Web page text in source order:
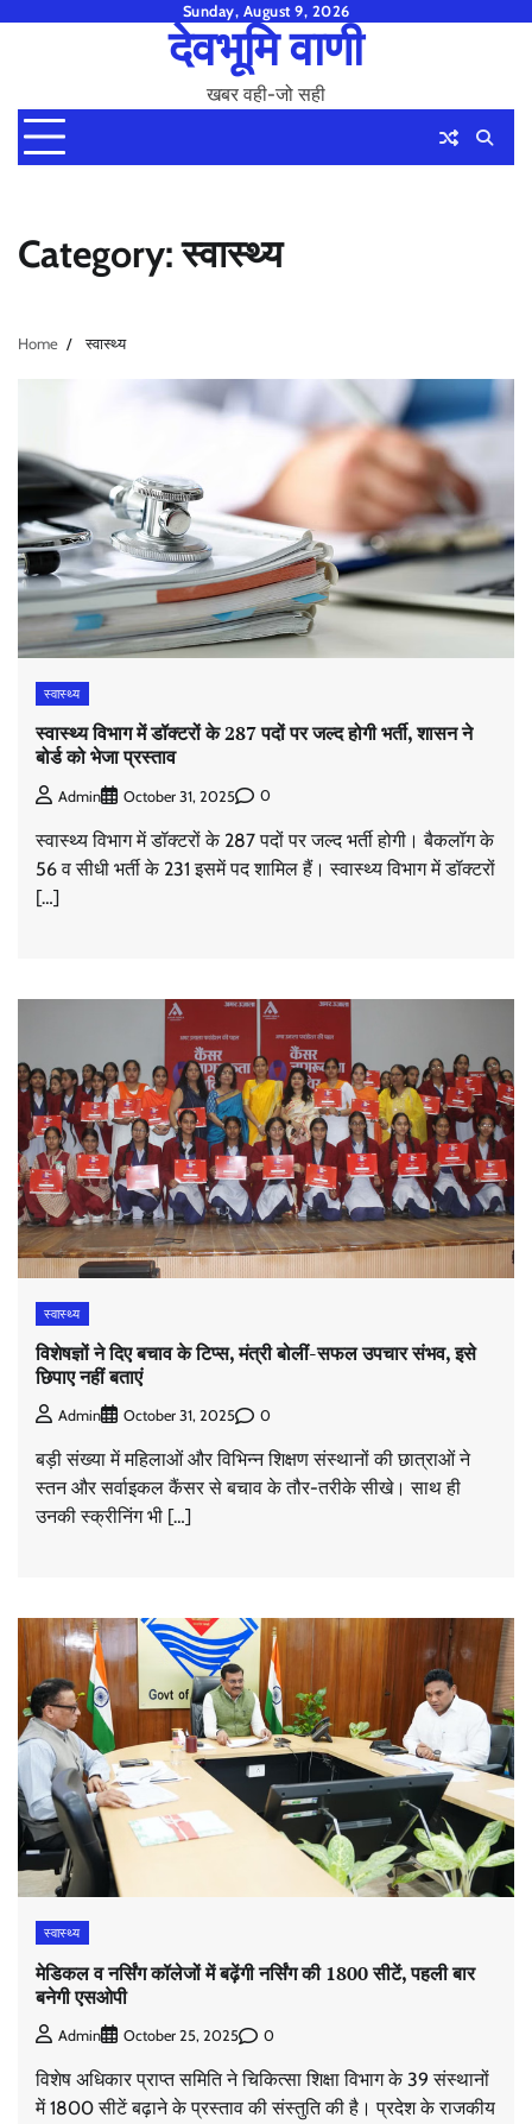
Sunday, August 9, 2026
देवभूमि वाणी
खबर वही-जो सही
Category:स्वास्थ्य
Home स्वास्थ्य
स्वास्थ्य
स्वास्थ्य विभाग में डॉक्टरों के 287 पदों पर जल्द होगी भर्ती, शासन ने
बोर्ड को भेजा प्रस्ताव
Admin October 31, 2025 0
स्वास्थ्य विभाग में डॉक्टरों के 287 पदों पर जल्द भर्ती होगी। बैकलॉग के
56 व सीधी भर्ती के 231 इसमें पद शामिल हैं। स्वास्थ्य विभाग में डॉक्टरों
[…]
स्वास्थ्य
विशेषज्ञों ने दिए बचाव के टिप्स, मंत्री बोलीं-सफल उपचार संभव, इसे
छिपाए नहीं बताएं
Admin October 31, 2025 0
बड़ी संख्या में महिलाओं और विभिन्न शिक्षण संस्थानों की छात्राओं ने
स्तन और सर्वाइकल कैंसर से बचाव के तौर-तरीके सीखे। साथ ही
उनकी स्क्रीनिंग भी […]
स्वास्थ्य
मेडिकल व नर्सिंग कॉलेजों में बढ़ेंगी नर्सिंग की 1800 सीटें, पहली बार
बनेगी एसओपी
Admin October 25, 2025 0
विशेष अधिकार प्राप्त समिति ने चिकित्सा शिक्षा विभाग के 39 संस्थानों
में 1800 सीटें बढ़ाने के प्रस्ताव की संस्तुति की है। प्रदेश के राजकीय